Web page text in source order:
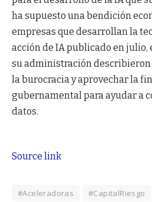
ha supuesto una bendición
empresas que desarrollan la
acción de IA publicado en
su administración
la burocracia y aprovechar la
gubernamental para ayudar a
datos.
Source link
#Aceleradoras #CapitalRiesgo